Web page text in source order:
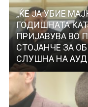
„ЌЕ ЈА УБИЕ
ГОДИШНАТА
ПРИЈАВУВА ВО
СТОЈАНЧЕ ЗА
СЛУШНА НА